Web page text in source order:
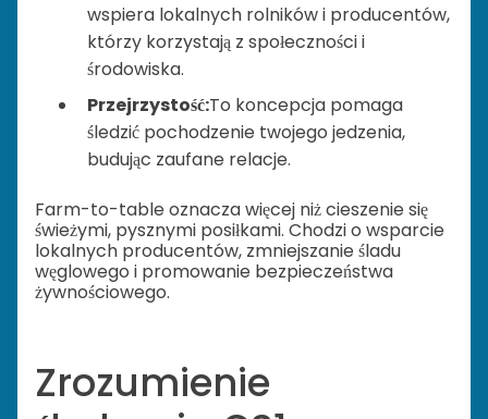
wspiera lokalnych rolników i producentów,
którzy korzystają z społeczności i
środowiska.
Przejrzystość:To koncepcja pomaga
śledzić pochodzenie twojego jedzenia,
budując zaufane relacje.
Farm-to-table oznacza więcej niż cieszenie się
świeżymi, pysznymi posiłkami. Chodzi o wsparcie
lokalnych producentów, zmniejszanie śladu
węglowego i promowanie bezpieczeństwa
żywnościowego.
Zrozumienie